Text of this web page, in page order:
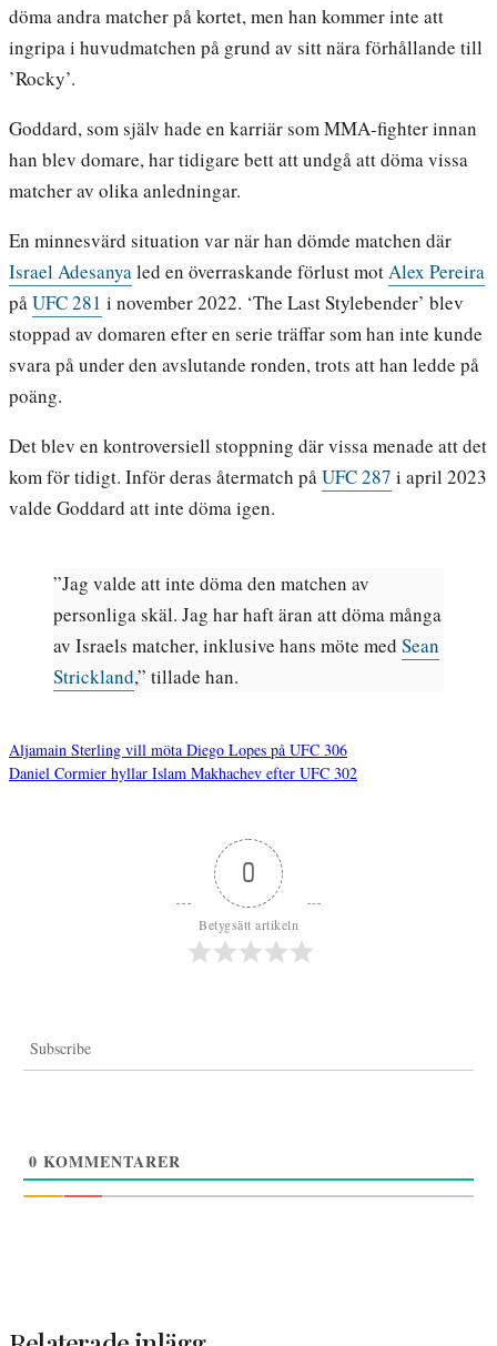
döma andra matcher på kortet, men han kommer inte att
ingripa i huvudmatchen på grund av sitt nära förhållande till
’Rocky’.
Goddard, som själv hade en karriär som MMA-fighter innan
han blev domare, har tidigare bett att undgå att döma vissa
matcher av olika anledningar.
En minnesvärd situation var när han dömde matchen där
Israel Adesanyaled en överraskande förlust motAlex Pereira
påUFC 281 i november 2022. ‘The Last Stylebender’ blev
stoppad av domaren efter en serie träffar som han inte kunde
svara på under den avslutande ronden, trots att han ledde på
poäng.
Det blev en kontroversiell stoppning där vissa menade att det
kom för tidigt. Inför deras återmatch påUFC 287 i april 2023
valde Goddard att inte döma igen.
”Jag valde att inte döma den matchen av
personliga skäl. Jag har haft äran att döma många
av Israels matcher, inklusive hans möte med Sean
Strickland,” tillade han.
Aljamain Sterling vill möta Diego Lopes på UFC 306
Daniel Cormier hyllar Islam Makhachev efter UFC 302
0
Betygsätt artikeln
Subscribe
0 KOMMENTARER